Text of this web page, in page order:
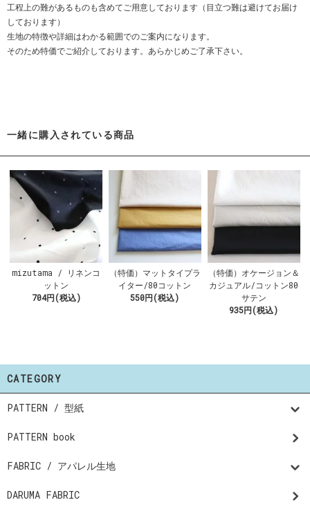
工程上の難があるものも含めてご用意しております（目立つ難は避けてお届け
しております）
生地の特徴や詳細はわかる範囲でのご案内になります。
そのため特価でご紹介しております。あらかじめご了承下さい。
一緒に購入されている商品
mizutama / リネンコ
ットン
704円(税込)
（特価）マットタイプラ
イター/80コットン
550円(税込)
（特価）オケージョン＆
カジュアル/コットン80
サテン
935円(税込)
CATEGORY
PATTERN / 型紙
PATTERN book
FABRIC / アパレル生地
DARUMA FABRIC